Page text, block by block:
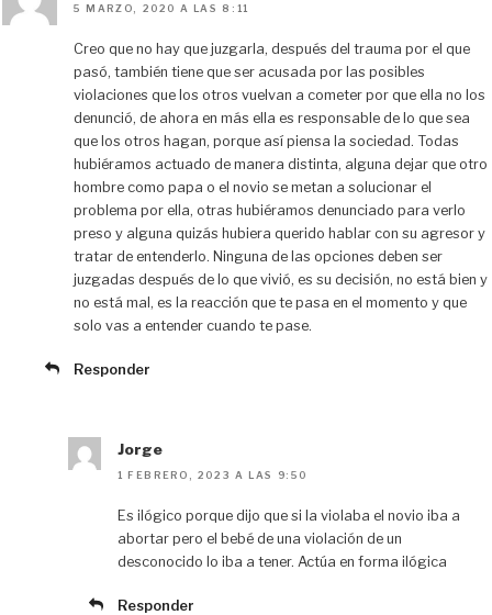
5 MARZO, 2020 A LAS 8:11
Creo que no hay que juzgarla, después del trauma por el que
pasó, también tiene que ser acusada por las posibles
violaciones que los otros vuelvan a cometer por que ella no los
denunció, de ahora en más ella es responsable de lo que sea
que los otros hagan, porque así piensa la sociedad. Todas
hubiéramos actuado de manera distinta, alguna dejar que otro
hombre como papa o el novio se metan a solucionar el
problema por ella, otras hubiéramos denunciado para verlo
preso y alguna quizás hubiera querido hablar con su agresor y
tratar de entenderlo. Ninguna de las opciones deben ser
juzgadas después de lo que vivió, es su decisión, no está bien y
no está mal, es la reacción que te pasa en el momento y que
solo vas a entender cuando te pase.
Responder
Jorge
1 FEBRERO, 2023 A LAS 9:50
Es ilógico porque dijo que si la violaba el novio iba a
abortar pero el bebé de una violación de un
desconocido lo iba a tener. Actúa en forma ilógica
Responder